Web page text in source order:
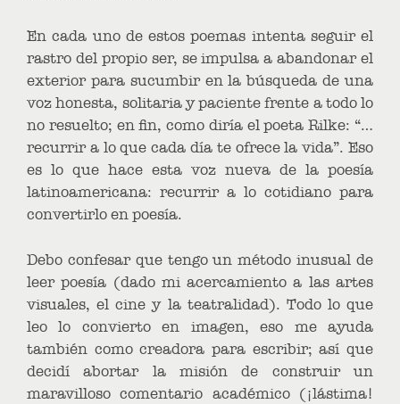
En cada uno de estos poemas intenta seguir el
rastro del propio ser, se impulsa a abandonar el
exterior para sucumbir en la búsqueda de una
voz honesta, solitaria y paciente frente a todo lo
no resuelto; en fin, como diría el poeta Rilke: “…
recurrir a lo que cada día te ofrece la vida”. Eso
es lo que hace esta voz nueva de la poesía
latinoamericana: recurrir a lo cotidiano para
convertirlo en poesía.
Debo confesar que tengo un método inusual de
leer poesía (dado mi acercamiento a las artes
visuales, el cine y la teatralidad). Todo lo que
leo lo convierto en imagen, eso me ayuda
también como creadora para escribir; así que
decidí abortar la misión de construir un
maravilloso comentario académico (¡lástima!